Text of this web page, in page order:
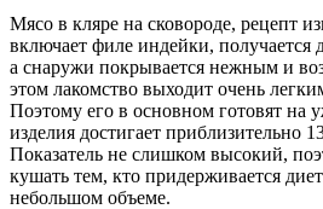
Мясо в кляре на сковороде, рецепт
включает филе индейки, получается
а снаружи покрывается нежным и
этом лакомство выходит очень
Поэтому его в основном готовят на
изделия достигает приблизительно
Показатель не слишком высокий,
кушать тем, кто придерживается
небольшом объеме.